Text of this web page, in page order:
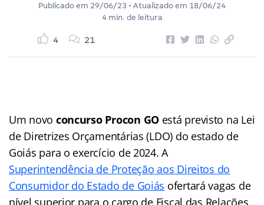
Publicado em 29/06/23 • Atualizado em 18/06/24
4 min. de leitura
4 21
Um novo concurso Procon GOestá previsto na Lei
de Diretrizes Orçamentárias (LDO) do estado de
Goiás para o exercício de 2024. A
Superintendência de Proteção aos Direitos do
Consumidor do Estado de Goiás ofertará vagas de
nível superior para o cargo de Fiscal das Relações